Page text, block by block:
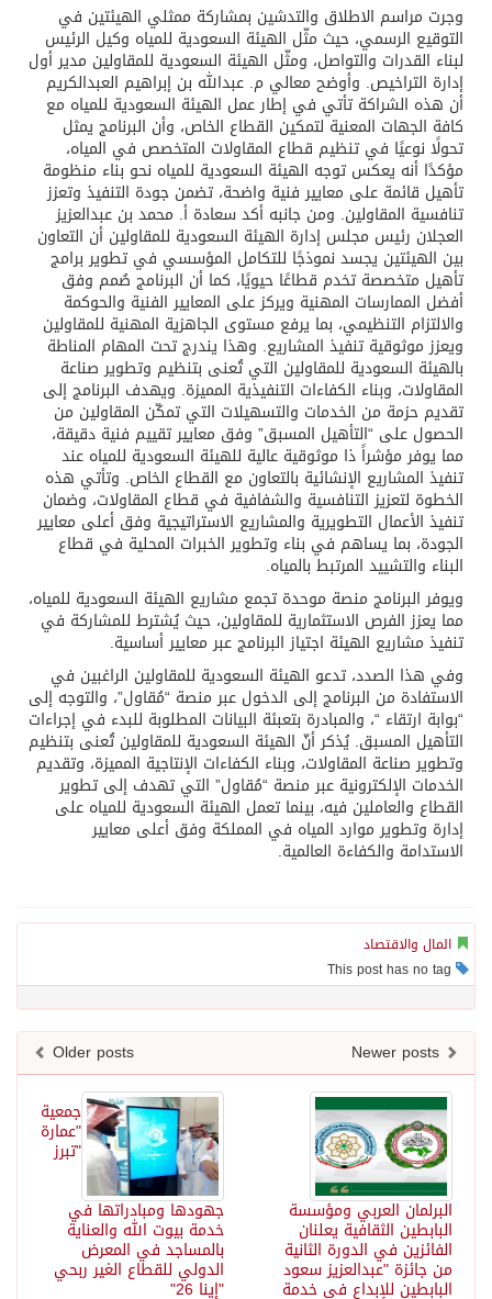
وجرت مراسم الاطلاق والتدشين بمشاركة ممثلي الهيئتين في
التوقيع الرسمي، حيث مثّل الهيئة السعودية للمياه وكيل الرئيس
لبناء القدرات والتواصل، ومثّل الهيئة السعودية للمقاولين مدير أول
إدارة التراخيص. وأوضح معالي م. عبدالله بن إبراهيم العبدالكريم
أن هذه الشراكة تأتي في إطار عمل الهيئة السعودية للمياه مع
كافة الجهات المعنية لتمكين القطاع الخاص، وأن البرنامج يمثل
تحولًا نوعيًا في تنظيم قطاع المقاولات المتخصص في المياه،
مؤكدًا أنه يعكس توجه الهيئة السعودية للمياه نحو بناء منظومة
تأهيل قائمة على معايير فنية واضحة، تضمن جودة التنفيذ وتعزز
تنافسية المقاولين. ومن جانبه أكد سعادة أ. محمد بن عبدالعزيز
العجلان رئيس مجلس إدارة الهيئة السعودية للمقاولين أن التعاون
بين الهيئتين يجسد نموذجًا للتكامل المؤسسي في تطوير برامج
تأهيل متخصصة تخدم قطاعًا حيويًا، كما أن البرنامج صُمم وفق
أفضل الممارسات المهنية ويركز على المعايير الفنية والحوكمة
والالتزام التنظيمي، بما يرفع مستوى الجاهزية المهنية للمقاولين
ويعزز موثوقية تنفيذ المشاريع. وهذا يندرج تحت المهام المناطة
بالهيئة السعودية للمقاولين التي تُعنى بتنظيم وتطوير صناعة
المقاولات، وبناء الكفاءات التنفيذية المميزة. ويهدف البرنامج إلى
تقديم حزمة من الخدمات والتسهيلات التي تمكّن المقاولين من
الحصول على “التأهيل المسبق” وفق معايير تقييم فنية دقيقة،
مما يوفر مؤشراً ذا موثوقية عالية للهيئة السعودية للمياه عند
تنفيذ المشاريع الإنشائية بالتعاون مع القطاع الخاص. وتأتي هذه
الخطوة لتعزيز التنافسية والشفافية في قطاع المقاولات، وضمان
تنفيذ الأعمال التطويرية والمشاريع الاستراتيجية وفق أعلى معايير
الجودة، بما يساهم في بناء وتطوير الخبرات المحلية في قطاع
البناء والتشييد المرتبط بالمياه.
ويوفر البرنامج منصة موحدة تجمع مشاريع الهيئة السعودية للمياه،
مما يعزز الفرص الاستثمارية للمقاولين، حيث يُشترط للمشاركة في
تنفيذ مشاريع الهيئة اجتياز البرنامج عبر معايير أساسية.
وفي هذا الصدد، تدعو الهيئة السعودية للمقاولين الراغبين في
الاستفادة من البرنامج إلى الدخول عبر منصة “مُقاول”، والتوجه إلى
“بوابة ارتقاء “، والمبادرة بتعبئة البيانات المطلوبة للبدء في إجراءات
التأهيل المسبق. يُذكر أنّ الهيئة السعودية للمقاولين تُعنى بتنظيم
وتطوير صناعة المقاولات، وبناء الكفاءات الإنتاجية المميزة، وتقديم
الخدمات الإلكترونية عبر منصة “مُقاول” التي تهدف إلى تطوير
القطاع والعاملين فيه، بينما تعمل الهيئة السعودية للمياه على
إدارة وتطوير موارد المياه في المملكة وفق أعلى معايير
الاستدامة والكفاءة العالمية.
المال والاقتصاد
Older posts
جمعية
"عمارة
"تبرز
جهودها ومبادراتها في
خدمة بيوت الله والعناية
بالمساجد في المعرض
الدولي للقطاع الغير ربحي
"إينا 26"
البرلمان العربي ومؤسسة
البابطين الثقافية يعلنان
الفائزين في الدورة الثانية
من جائزة "عبدالعزيز سعود
البابطين للإبداع في خدمة